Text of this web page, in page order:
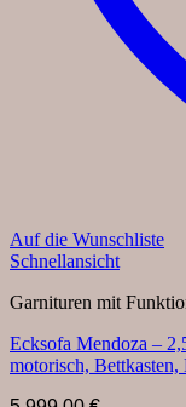
Auf die Wunschliste
Schnellansicht
Garnituren mit
Ecksofa Mendoza –
motorisch, Bettkasten,